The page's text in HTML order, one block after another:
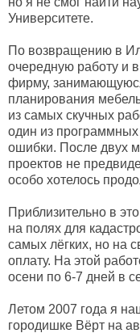
Университете.
По возвращению в
очередную работу и
фирму,
планирования
из самых скучных
один из программных
ошибки. После двух
проектов не
особо хотелось
Приблизительно в
на полях для
самых лёгких, но на
оплату. На этой
осени по 6-7 дней в
Летом 2007 года я
городишке Вёрт на